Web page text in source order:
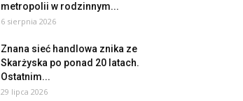
metropolii w rodzinnym...
6 sierpnia 2026
Znana sieć handlowa znika ze
Skarżyska po ponad 20 latach.
Ostatnim...
29 lipca 2026